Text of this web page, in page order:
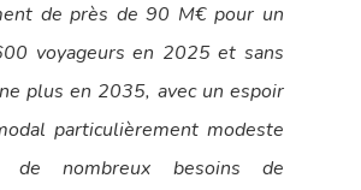
de près de 90 M€ pour un
voyageurs en 2025 et sans
plus en 2035, avec un espoir
particulièrement modeste
de nombreux besoins de